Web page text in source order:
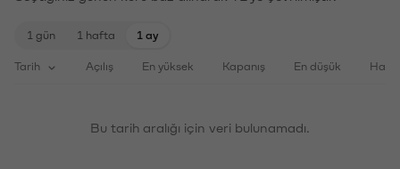
1 gün 1 hafta 1 ay
Tarih Açılış En yüksek Kapanış En düşük
Bu tarih aralığı için veri bulunamadı.